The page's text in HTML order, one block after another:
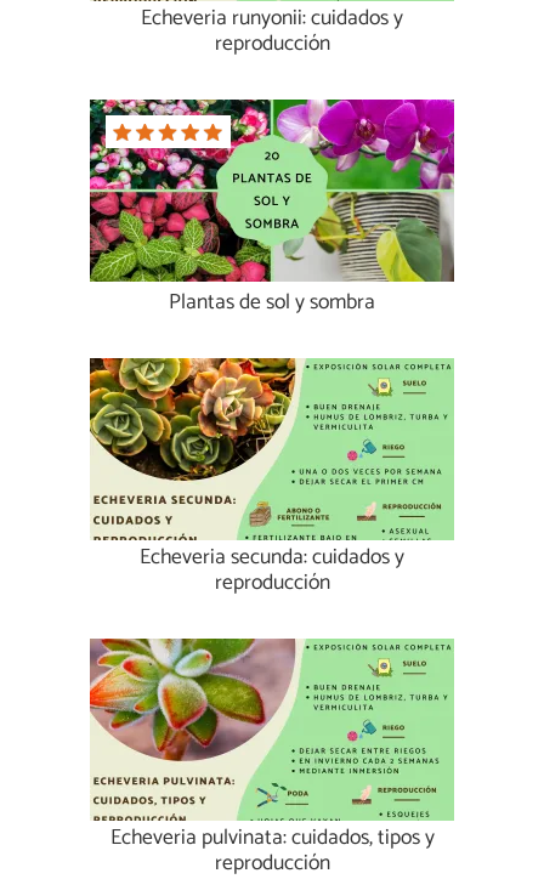
Echeveria runyonii: cuidados y
reproducción
Plantas de sol y sombra
Echeveria secunda: cuidados y
reproducción
Echeveria pulvinata: cuidados, tipos y
reproducción